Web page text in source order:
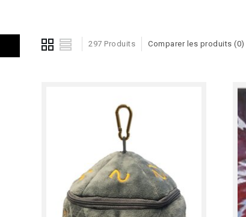
297 Produits Comparer les produits (0)